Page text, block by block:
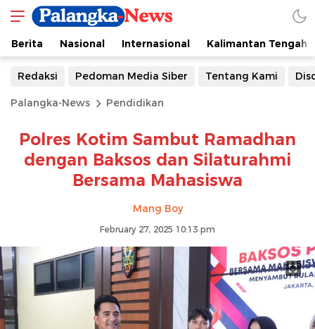
Berita Nasional Internasional Kalimantan Tengah
Redaksi Pedoman Media Siber Tentang Kami
Palangka-News Pendidikan
Polres Kotim Sambut Ramadhan
dengan Baksos dan Silaturahmi
Bersama Mahasiswa
Mang Boy
February 27, 2025 10:13 pm